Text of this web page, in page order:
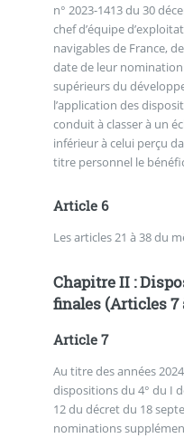
n° 2023-1413 du 30
chef d’équipe
navigables de France,
date de leur
supérieurs du
l’application des
conduit à classer à un
inférieur à celui perçu
titre personnel le
Article 6
Les articles 21 à 38 du
Chapitre II :
finales (Articles 7
Article 7
Au titre des années
dispositions du 4° du I
12 du décret du 18
nominations